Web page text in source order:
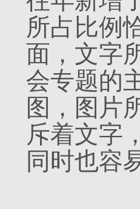
所占比例
面，文字
会专题的
图，图片
斥着文字
同时也容